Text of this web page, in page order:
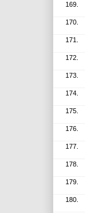
169.
170.
171.
172.
173.
174.
175.
176.
177.
178.
179.
180.